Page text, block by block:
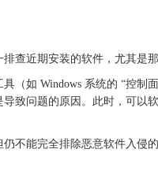
查近期安装的软件，尤其是
具（如 Windows 系统的 “控制
致问题的原因。此时，可以
不能完全排除恶意软件入侵